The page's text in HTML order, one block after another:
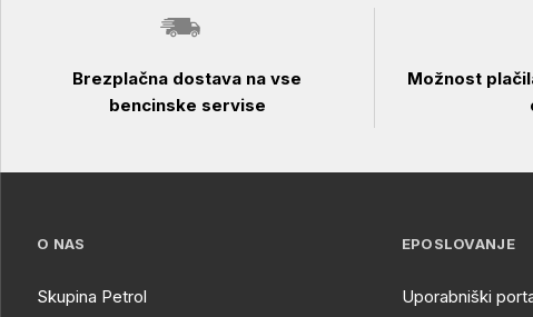
Brezplačna dostava na vse
bencinske servise
Možnost
O NAS
Skupina Petrol
EPOSLOVANJE
Uporabniški